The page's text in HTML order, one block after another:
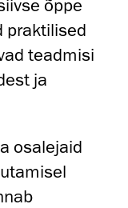
õppe
praktilised
teadmisi
ja
osalejaid